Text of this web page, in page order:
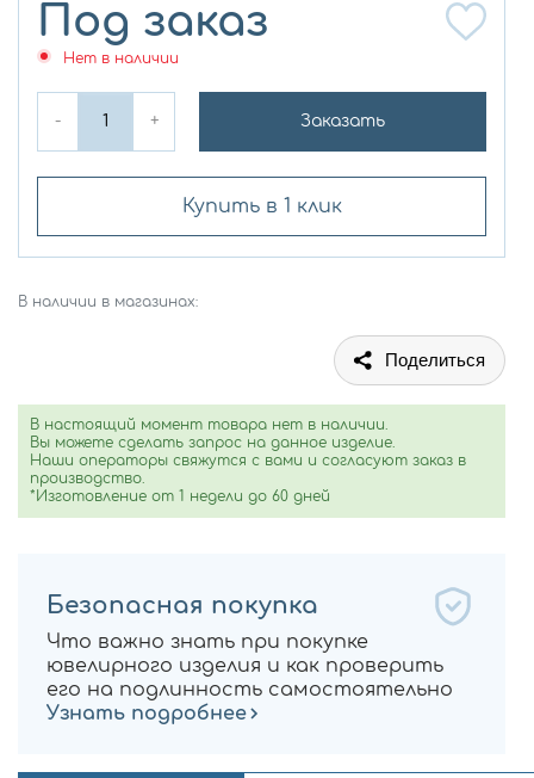
Под заказ
Нет в наличии
- + Заказать
Купить в 1 клик
В наличии в магазинах:
Поделиться
В настоящий момент товара нет в наличии.
Вы можете сделать запрос на данное изделие.
Наши операторы свяжутся с вами и согласуют заказ в
производство.
*Изготовление от 1 недели до 60 дней
Безопасная покупка
Что важно знать при покупке
ювелирного изделия и как проверить
его на подлинность самостоятельно
Узнать подробнее